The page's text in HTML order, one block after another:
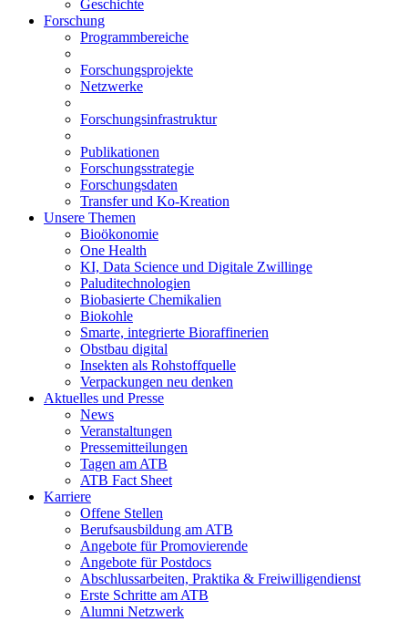
Geschichte
Forschung
Programmbereiche
Forschungsprojekte
Netzwerke
Forschungsinfrastruktur
Publikationen
Forschungsstrategie
Forschungsdaten
Transfer und Ko-Kreation
Unsere Themen
Bioökonomie
One Health
KI, Data Science und Digitale Zwillinge
Paluditechnologien
Biobasierte Chemikalien
Biokohle
Smarte, integrierte Bioraffinerien
Obstbau digital
Insekten als Rohstoffquelle
Verpackungen neu denken
Aktuelles und Presse
News
Veranstaltungen
Pressemitteilungen
Tagen am ATB
ATB Fact Sheet
Karriere
Offene Stellen
Berufsausbildung am ATB
Angebote für Promovierende
Angebote für Postdocs
Abschlussarbeiten, Praktika & Freiwilligendienst
Erste Schritte am ATB
Alumni Netzwerk